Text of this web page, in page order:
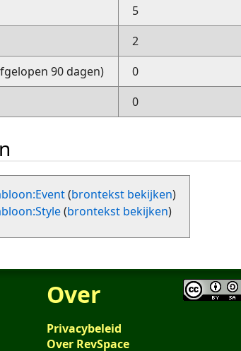
5
2
90 dagen)
0
0
(brontekst bekijken)
(brontekst bekijken)
Over
Privacybeleid
Over RevSpace